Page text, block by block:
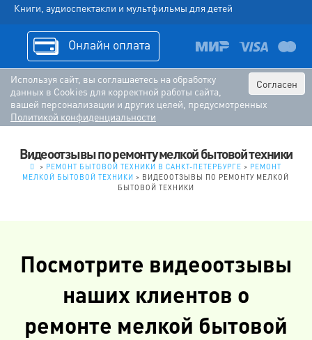
Книги, аудиоспектакли и мультфильмы для детей
Онлайн оплата
Согласен
Используя сайт, вы соглашаетесь на обработку
данных в Cookies для корректной работы сайта,
вашей персонализации и других целей, предусмотренных
Политикой конфиденциальности
Видеоотзывы по ремонту мелкой бытовой техники
> РЕМОНТ БЫТОВОЙ ТЕХНИКИ В САНКТ-ПЕТЕРБУРГЕ > РЕМОНТ
МЕЛКОЙ БЫТОВОЙ ТЕХНИКИ > ВИДЕООТЗЫВЫ ПО РЕМОНТУ МЕЛКОЙ
БЫТОВОЙ ТЕХНИКИ
Посмотрите видеоотзывы
наших клиентов о
ремонте мелкой бытовой